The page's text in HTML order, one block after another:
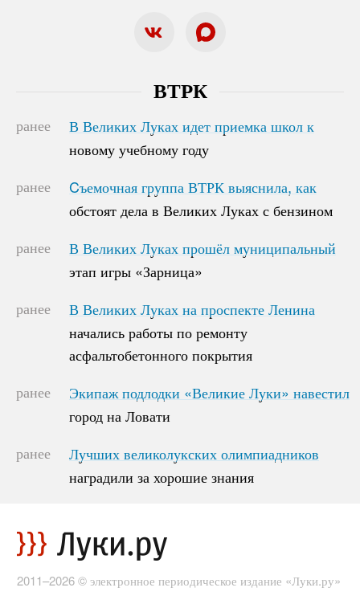
ВТРК
ранее
В Великих Луках идет приемка школ к
новому учебному году
В Великих Луках идет приемка школ к
новому учебному году
ранее
Cъемочная группа ВТРК выяснила, как
обстоят дела в Великих Луках с бензином
Cъемочная группа ВТРК выяснила, как
обстоят дела в Великих Луках с бензином
ранее
В Великих Луках прошёл муниципальный
этап игры «Зарница»
В Великих Луках прошёл муниципальный
этап игры «Зарница»
ранее
В Великих Луках на проспекте Ленина
начались работы по ремонту
асфальтобетонного покрытия
В Великих Луках на проспекте Ленина
начались работы по ремонту
асфальтобетонного покрытия
ранее
Экипаж подлодки «Великие Луки» навестил
город на Ловати
Экипаж подлодки «Великие Луки» навестил
город на Ловати
ранее
Лучших великолукских олимпиадников
наградили за хорошие знания
Лучших великолукских олимпиадников
наградили за хорошие знания
2011–2026 © электронное периодическое издание «Луки.ру»